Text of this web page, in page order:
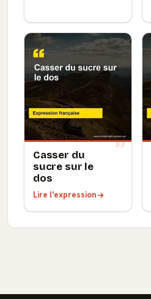
Casser du
sucre sur le
dos
Lire l'expression